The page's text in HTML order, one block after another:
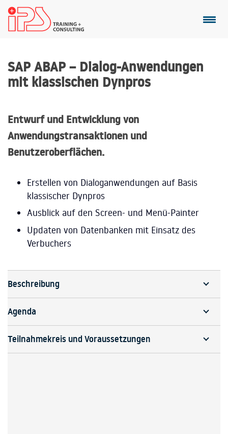
SAP ABAP – Dialog-Anwendungen
mit klassischen Dynpros
Entwurf und Entwicklung von
Anwendungstransaktionen und
Benutzeroberflächen.
Erstellen von Dialoganwendungen auf Basis
klassischer Dynpros
Ausblick auf den Screen- und Menü-Painter
Updaten von Datenbanken mit Einsatz des
Verbuchers
Beschreibung
Agenda
Teilnahmekreis und Voraussetzungen